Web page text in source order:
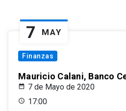
7 MAY
Finanzas
Mauricio Calani, Banco
7 de Mayo de 2020
17:00